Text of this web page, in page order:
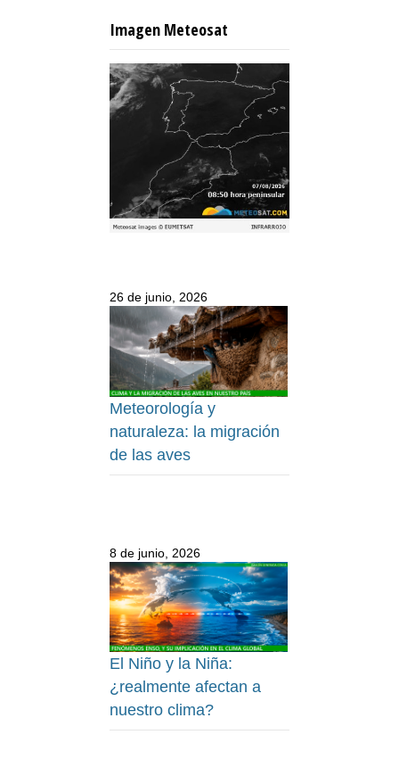
Imagen Meteosat
26 de junio, 2026
Meteorología y
naturaleza: la migración
de las aves
8 de junio, 2026
El Niño y la Niña:
¿realmente afectan a
nuestro clima?